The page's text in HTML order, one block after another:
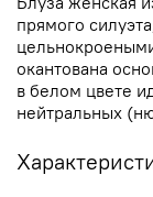
прямого
окантована
в белом цвете
нейтральных